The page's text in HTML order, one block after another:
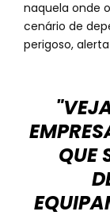
naquela onde
cenário de
perigoso,
QUE